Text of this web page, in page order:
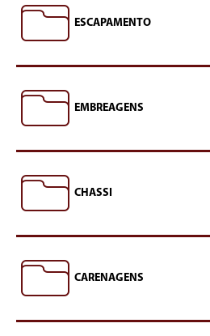
ESCAPAMENTO
EMBREAGENS
CHASSI
CARENAGENS